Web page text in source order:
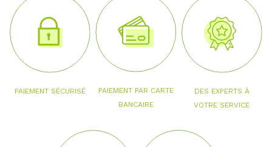
PAIEMENT SÉCURISÉ
PAIEMENT PAR CARTE
BANCAIRE
DES EXPERTS À
VOTRE SERVICE